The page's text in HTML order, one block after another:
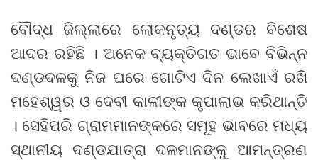
ବୌଦ୍ଧ ଜିଲ୍ଲାରେ ଲୋକନୃତ୍ୟ ଦଣ୍ଡର ବିଶେଷ
ଆଦର ରହିଛି । ଅନେକ ବ୍ୟକ୍ତିଗତ ଭାବେ ବିଭିନ୍ନ
ଦଣ୍ଡଦଳକୁ ନିଜ ଘରେ ଗୋଟିଏ ଦିନ ଲେଖାଏଁ ରଖି
ମହେଶ୍ୱର ଓ ଦେବୀ କାଳୀଙ୍କ କୃପାଲାଭ କରିଥାନ୍ତି
। ସେହିପରି ଗ୍ରାମମାନଙ୍କରେ ସମୂହ ଭାବରେ ମଧ୍ୟ
ସ୍ଥାନୀୟ ଦଣ୍ଡଯାତ୍ରା ଦଳମାନଙ୍କୁ ଆମନ୍ତ୍ରଣ